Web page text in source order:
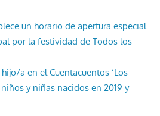
un horario de apertura especial
por la festividad de Todos los
a en el Cuentacuentos ‘Los
y niñas nacidos en 2019 y